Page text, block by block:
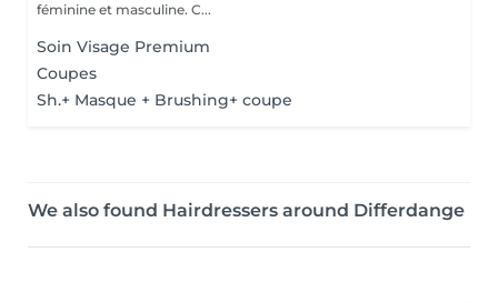
féminine et masculine. C...
Soin Visage Premium
Coupes
Sh.+ Masque + Brushing+ coupe
We also found Hairdressers around Differdange